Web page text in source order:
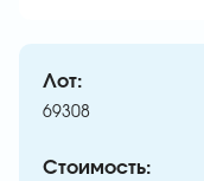
Лот:
69308
Стоимость: